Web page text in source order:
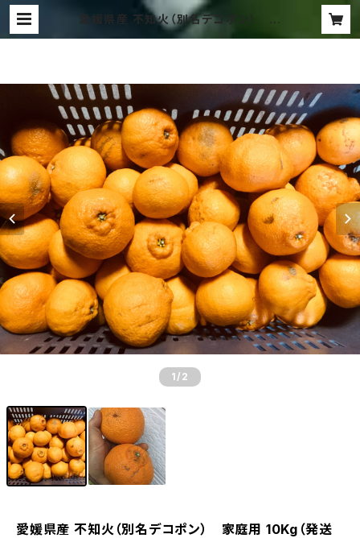
愛媛県産 不知火（別名デコポン） 家
庭用 10Kg（発送サイズ100） | 木田
1 /2
愛媛県産 不知火（別名デコポン） 家庭用 10Kg（発送